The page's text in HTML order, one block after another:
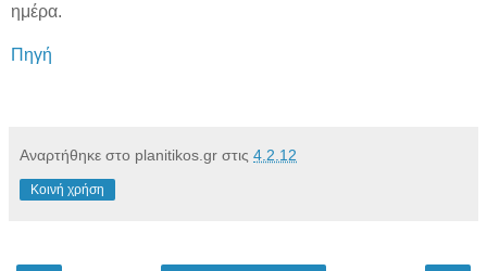
ημέρα.
Πηγή
Αναρτήθηκε στο planitikos.gr στις 4.2.12
Κοινή χρήση